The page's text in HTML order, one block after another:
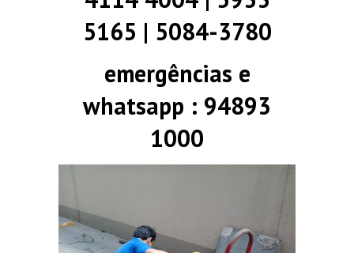
5165 | 5084-3780
emergências e
whatsapp : 94893
1000